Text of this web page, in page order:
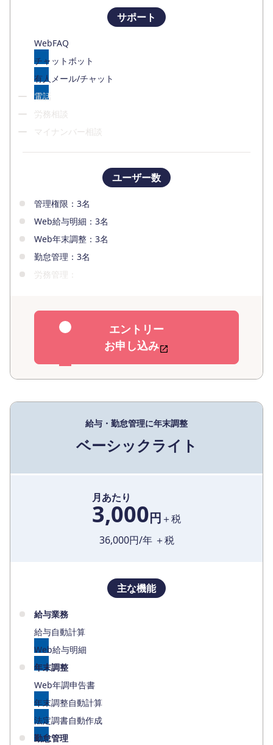
サポート
WebFAQ
チャットボット
有人メール/チャット
電話
労務相談
マイナンバー相談
ユーザー数
管理権限：3名
Web給与明細：3名
Web年末調整：3名
勤怠管理：3名
労務管理：
エントリー
お申し込み
給与・勤怠管理に年末調整
ベーシックライト
月あたり
3,000円 ＋税
36,000円/年 ＋税
主な機能
給与業務
給与自動計算
Web給与明細
年末調整
Web年調申告書
年末調整自動計算
法定調書自動作成
勤怠管理